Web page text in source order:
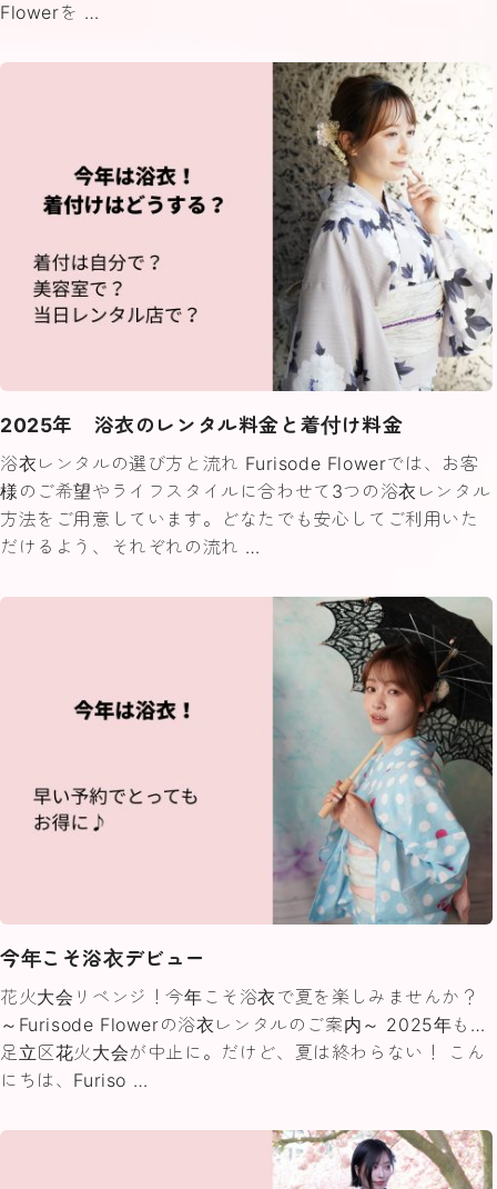
Flowerを …
2025年 浴衣のレンタル料金と着付け料金
浴衣レンタルの選び方と流れ Furisode Flowerでは、お客
様のご希望やライフスタイルに合わせて3つの浴衣レンタル
方法をご用意しています。どなたでも安心してご利用いた
だけるよう、それぞれの流れ …
今年こそ浴衣デビュー
花火大会リベンジ！今年こそ浴衣で夏を楽しみませんか？
～Furisode Flowerの浴衣レンタルのご案内～ 2025年も…
足立区花火大会が中止に。だけど、夏は終わらない！ こん
にちは、Furiso …